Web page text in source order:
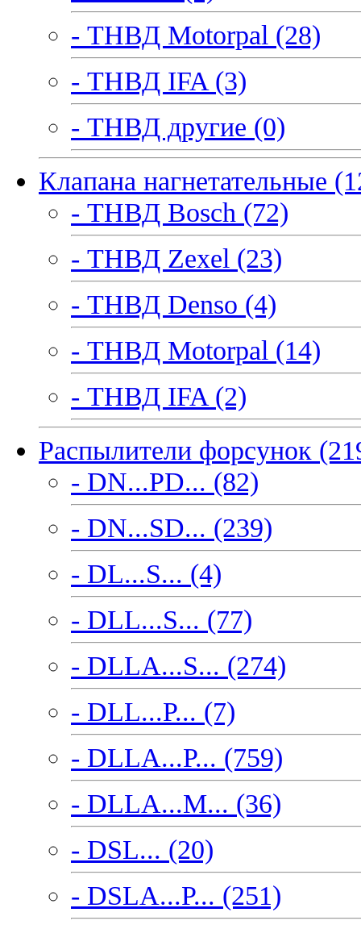
- ТНВД Motorpal (28)
- ТНВД IFA (3)
- ТНВД другие (0)
Клапана нагнетательные
- ТНВД Bosch (72)
- ТНВД Zexel (23)
- ТНВД Denso (4)
- ТНВД Motorpal (14)
- ТНВД IFA (2)
Распылители форсунок
- DN...PD... (82)
- DN...SD... (239)
- DL...S... (4)
- DLL...S... (77)
- DLLA...S... (274)
- DLL...P... (7)
- DLLA...P... (759)
- DLLA...M... (36)
- DSL... (20)
- DSLA...P... (251)